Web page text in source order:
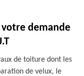
demande
de toiture dont les
de velux, le